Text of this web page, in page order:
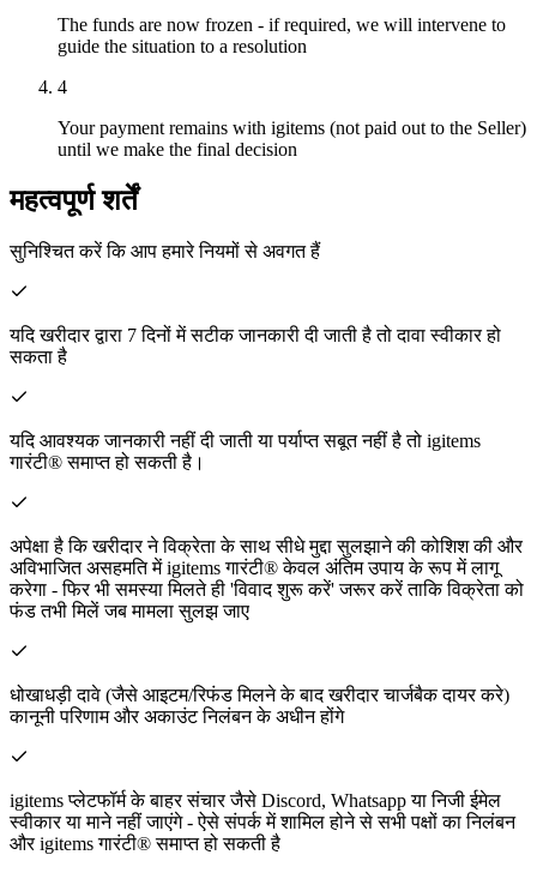
The funds are now frozen - if required, we will intervene to
guide the situation to a resolution
4
Your payment remains with igitems (not paid out to the Seller)
until we make the final decision
महत्वपूर्ण शर्तें
सुनिश्चित करें कि आप हमारे नियमों से अवगत हैं
यदि खरीदार द्वारा 7 दिनों में सटीक जानकारी दी जाती है तो दावा स्वीकार हो
सकता है
यदि आवश्यक जानकारी नहीं दी जाती या पर्याप्त सबूत नहीं है तो igitems
गारंटी® समाप्त हो सकती है।
अपेक्षा है कि खरीदार ने विक्रेता के साथ सीधे मुद्दा सुलझाने की कोशिश की और
अविभाजित असहमति में igitems गारंटी® केवल अंतिम उपाय के रूप में लागू
करेगा - फिर भी समस्या मिलते ही 'विवाद शुरू करें' जरूर करें ताकि विक्रेता को
फंड तभी मिलें जब मामला सुलझ जाए
धोखाधड़ी दावे (जैसे आइटम/रिफंड मिलने के बाद खरीदार चार्जबैक दायर करे)
कानूनी परिणाम और अकाउंट निलंबन के अधीन होंगे
igitems प्लेटफॉर्म के बाहर संचार जैसे Discord, Whatsapp या निजी ईमेल
स्वीकार या माने नहीं जाएंगे - ऐसे संपर्क में शामिल होने से सभी पक्षों का निलंबन
और igitems गारंटी® समाप्त हो सकती है